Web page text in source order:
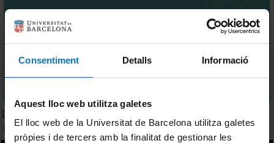
Consentiment Detalls Informació
Aquest lloc web utilitza galetes
El lloc web de la Universitat de Barcelona utilitza galetes
pròpies i de tercers amb la finalitat de gestionar les
I am The University - 2025
30 Junio, 2025